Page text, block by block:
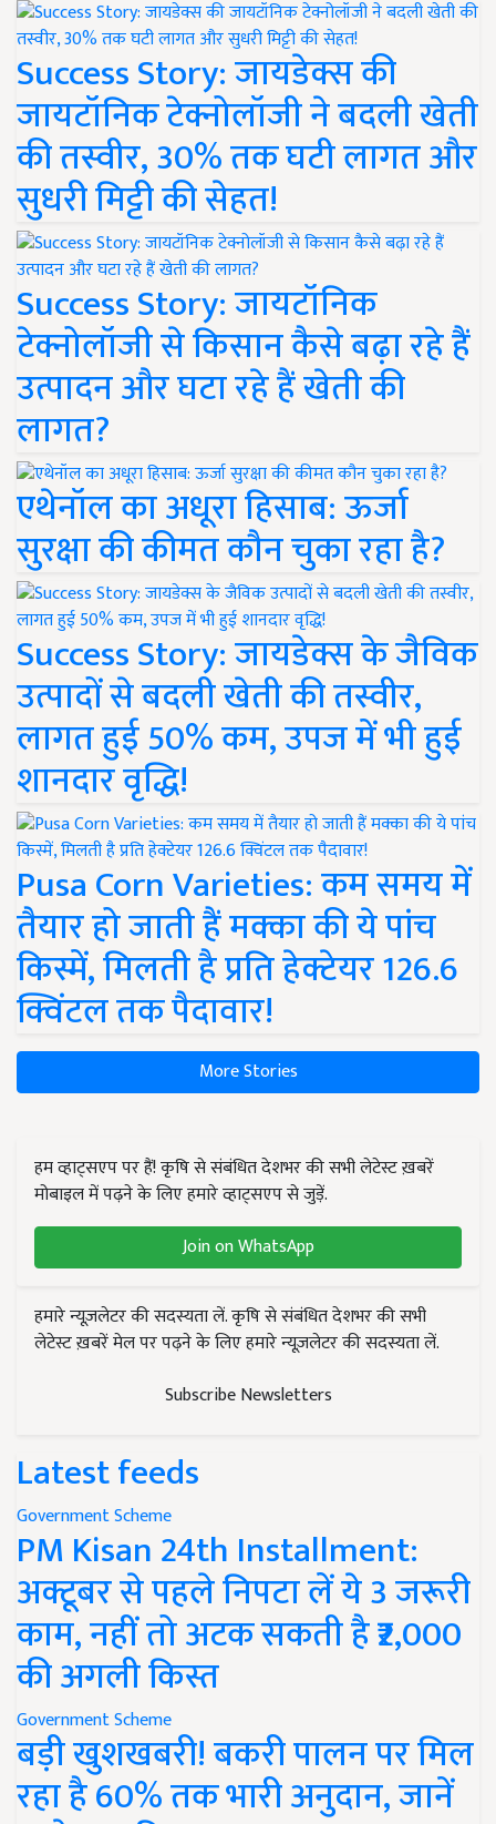
Success Story: जायडेक्स की
जायटॉनिक टेक्नोलॉजी ने बदली खेती
की तस्वीर, 30% तक घटी लागत और
सुधरी मिट्टी की सेहत!
Success Story: जायटॉनिक
टेक्नोलॉजी से किसान कैसे बढ़ा रहे हैं
उत्पादन और घटा रहे हैं खेती की
लागत?
एथेनॉल का अधूरा हिसाब: ऊर्जा
सुरक्षा की कीमत कौन चुका रहा है?
Success Story: जायडेक्स के जैविक
उत्पादों से बदली खेती की तस्वीर,
लागत हुई 50% कम, उपज में भी हुई
शानदार वृद्धि!
Pusa Corn Varieties: कम समय में
तैयार हो जाती हैं मक्का की ये पांच
किस्में, मिलती है प्रति हेक्टेयर 126.6
क्विंटल तक पैदावार!
More Stories
हम व्हाट्सएप पर हैं! कृषि से संबंधित देशभर की सभी लेटेस्ट ख़बरें
मोबाइल में पढ़ने के लिए हमारे व्हाट्सएप से जुड़ें.
Join on WhatsApp
हमारे न्यूज़लेटर की सदस्यता लें. कृषि से संबंधित देशभर की सभी
लेटेस्ट ख़बरें मेल पर पढ़ने के लिए हमारे न्यूज़लेटर की सदस्यता लें.
Subscribe Newsletters
Latest feeds
Government Scheme
PM Kisan 24th Installment:
अक्टूबर से पहले निपटा लें ये 3 जरूरी
काम, नहीं तो अटक सकती है ₹2,000
की अगली किस्त
Government Scheme
बड़ी खुशखबरी! बकरी पालन पर मिल
रहा है 60% तक भारी अनुदान, जानें